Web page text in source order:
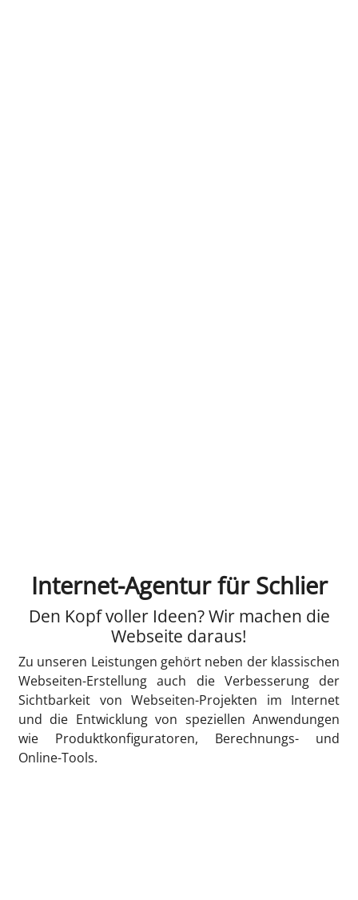
Internet-Agentur für Schlier
Den Kopf voller Ideen? Wir machen die
Webseite daraus!
Zu unseren Leistungen gehört neben der klassischen
Webseiten-Erstellung auch die Verbesserung der
Sichtbarkeit von Webseiten-Projekten im Internet
und die Entwicklung von speziellen Anwendungen
wie Produktkonfiguratoren, Berechnungs- und
Online-Tools.